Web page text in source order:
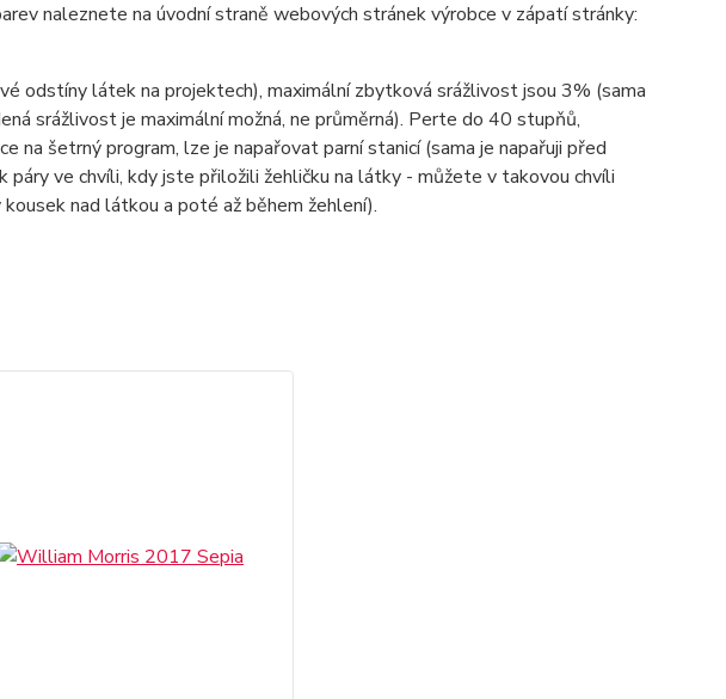
naleznete na úvodní straně webových stránek výrobce v zápatí stránky:
odstíny látek na projektech), maximální zbytková srážlivost jsou 3% (sama
srážlivost je maximální možná, ne průměrná). Perte do 40 stupňů,
na šetrný program, lze je napařovat parní stanicí (sama je napařuji před
ve chvíli, kdy jste přiložili žehličku na látky - můžete v takovou chvíli
nad látkou a poté až během žehlení).